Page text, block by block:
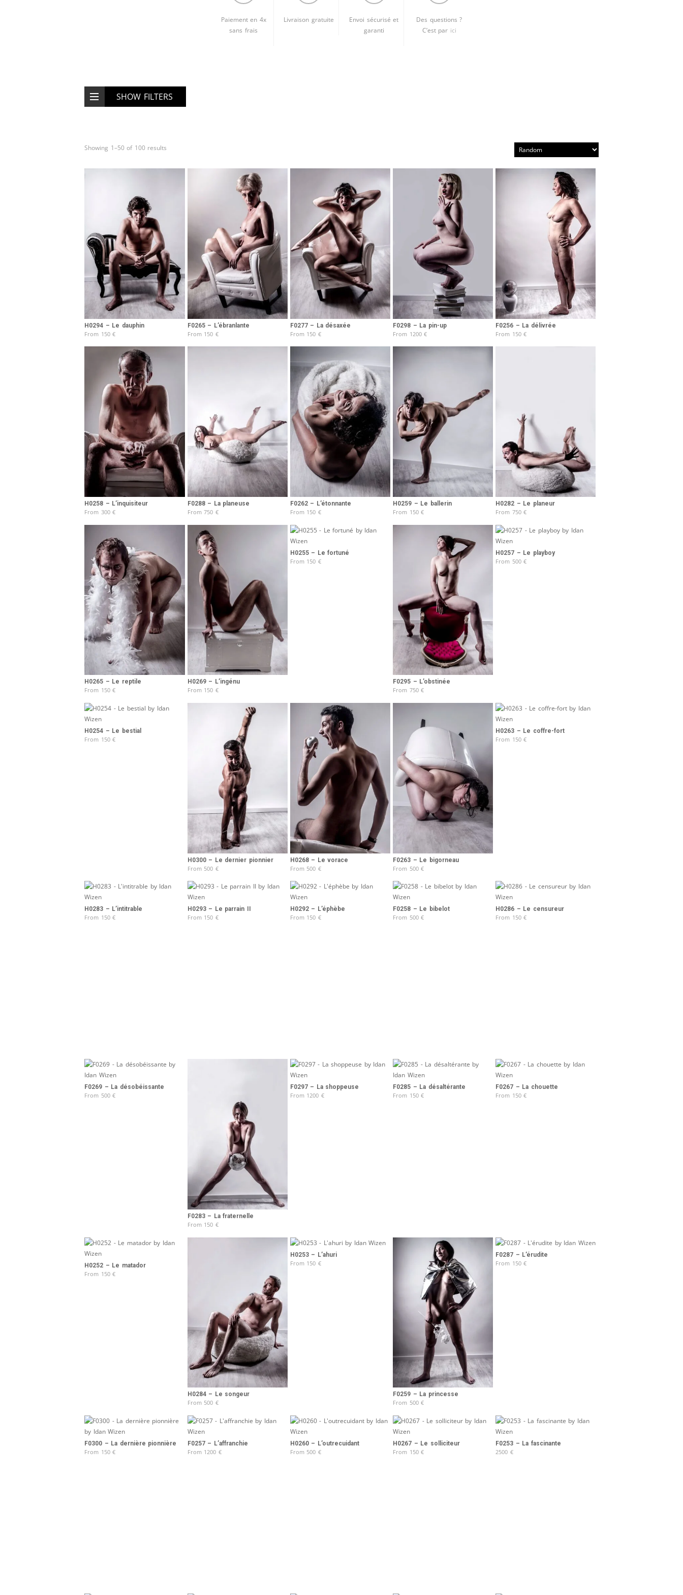
Idan Wizen
Deborah Zuanazzi
Paiement en 4x
sans frais
Livraison gratuite
Envoi sécurisé et
garanti
Des questions ?
C’est par ici
SHOW FILTERS
Showing 1–50 of 100 results
H0294 – Le dauphin
From 150€
F0265 – L’ébranlante
From 150 €
F0277 – La désaxée
From 150 €
F0298 – La pin-up
From 1200€
F0256 – La délivrée
From 150€
H0258 – L’inquisiteur
From 300€
F0288 – La planeuse
From750 €
F0262 – L’étonnante
From 150 €
H0259 – Le ballerin
From 150€
H0282 – Le planeur
From 750€
H0265 – Le reptile
From 150€
H0269 – L’ingénu
From 150 €
H0255 – Le fortuné
From 150 €
F0295 – L’obstinée
From 750€
H0257 – Le playboy
From 500€
H0254 – Le bestial
From 150€
H0300 – Le dernier pionnier
From 500 €
H0268 – Le vorace
From 500 €
F0263 – Le bigorneau
From 500€
H0263 – Le coffre-fort
From 150€
H0283 – L’intitrable
From 150€
H0293 – Le parrain II
From 150 €
H0292 – L’éphèbe
From 150 €
F0258 – Le bibelot
From 500€
H0286 – Le censureur
From 150€
F0269 – La désobéissante
From 500€
F0283 – La fraternelle
From 150 €
F0297 – La shoppeuse
From 1200 €
F0285 – La désaltérante
From 150€
F0267 – La chouette
From 150€
H0252 – Le matador
From 150€
H0284 – Le songeur
From 500 €
H0253 – L’ahuri
From 150 €
F0259 – La princesse
From 500€
F0287 – L’érudite
From 150€
F0300 – La dernière pionnière
From 150€
F0257 – L’affranchie
From 1200 €
H0260 – L’outrecuidant
From 500 €
H0267 – Le solliciteur
From 150€
F0253 – La fascinante
2500 €